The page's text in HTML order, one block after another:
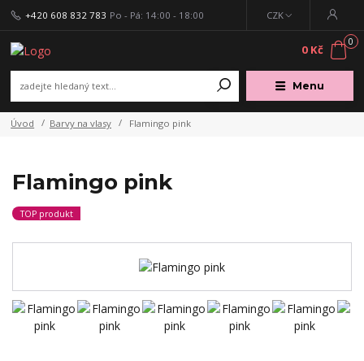
Menu
CZK
+420 608 832 783 Po - Pá: 14:00 - 18:00
0
0 Kč
Úvod Barvy na vlasy Flamingo pink
Flamingo pink
TOP produkt